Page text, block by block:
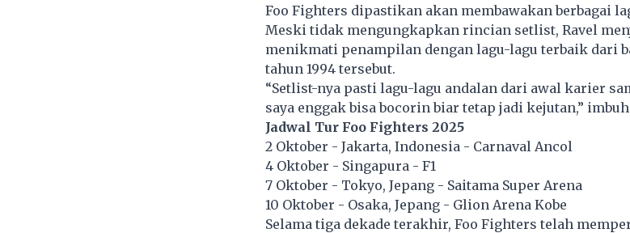
Foo Fighters dipastikan akan membawakan berbagai
Meski tidak mengungkapkan rincian setlist, Ravel
menikmati penampilan dengan lagu-lagu terbaik dari
tahun 1994 tersebut.
“Setlist-nya pasti lagu-lagu andalan dari awal karier
saya enggak bisa bocorin biar tetap jadi kejutan,” imbuh
Jadwal Tur Foo Fighters 2025
2 Oktober - Jakarta, Indonesia - Carnaval Ancol
4 Oktober - Singapura - F1
7 Oktober - Tokyo, Jepang - Saitama Super Arena
10 Oktober - Osaka, Jepang - Glion Arena Kobe
Selama tiga dekade terakhir, Foo Fighters telah